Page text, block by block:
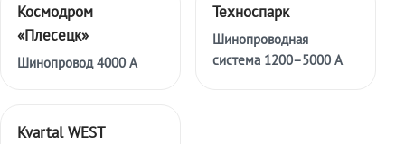
Космодром
«Плесецк»
Шинопровод 4000 А
Техноспарк
Шинопроводная
система 1200–5000 А
Kvartal WEST